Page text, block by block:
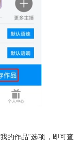
的作品”选项，即可查